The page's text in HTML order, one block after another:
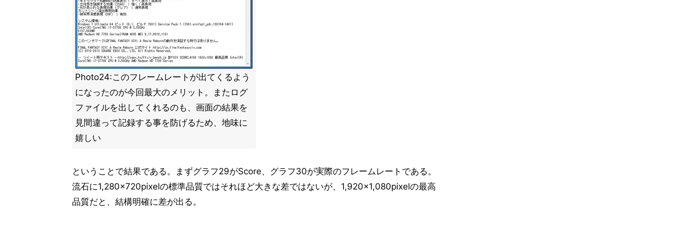
Photo24:このフレームレートが出てくるよう
になったのが今回最大のメリット。またログ
ファイルを出してくれるのも、画面の結果を
見間違って記録する事を防げるため、地味に
嬉しい
ということで結果である。まずグラフ29がScore、グラフ30が実際のフレームレートである。
流石に1,280×720pixelの標準品質ではそれほど大きな差ではないが、1,920×1,080pixelの最高
品質だと、結構明確に差が出る。